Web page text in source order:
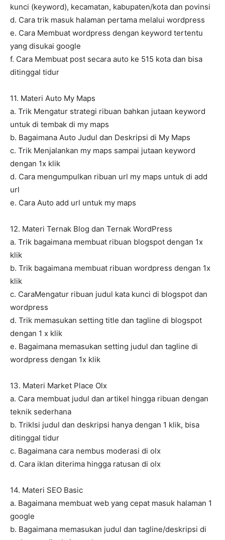
kunci (keyword), kecamatan, kabupaten/kota dan povinsi
d. Cara trik masuk halaman pertama melalui wordpress
e. Cara Membuat wordpress dengan keyword tertentu
yang disukai google
f. Cara Membuat post secara auto ke 515 kota dan bisa
ditinggal tidur
11. Materi Auto My Maps
a. Trik Mengatur strategi ribuan bahkan jutaan keyword
untuk di tembak di my maps
b. Bagaimana Auto Judul dan Deskripsi di My Maps
c. Trik Menjalankan my maps sampai jutaan keyword
dengan 1x klik
d. Cara mengumpulkan ribuan url my maps untuk di add
url
e. Cara Auto add url untuk my maps
12. Materi Ternak Blog dan Ternak WordPress
a. Trik bagaimana membuat ribuan blogspot dengan 1x
klik
b. Trik bagaimana membuat ribuan wordpress dengan 1x
klik
c. CaraMengatur ribuan judul kata kunci di blogspot dan
wordpress
d. Trik memasukan setting title dan tagline di blogspot
dengan 1 x klik
e. Bagaimana memasukan setting judul dan tagline di
wordpress dengan 1x klik
13. Materi Market Place Olx
a. Cara membuat judul dan artikel hingga ribuan dengan
teknik sederhana
b. TrikIsi judul dan deskripsi hanya dengan 1 klik, bisa
ditinggal tidur
c. Bagaimana cara nembus moderasi di olx
d. Cara iklan diterima hingga ratusan di olx
14. Materi SEO Basic
a. Bagaimana membuat web yang cepat masuk halaman 1
google
b. Bagaimana memasukan judul dan tagline/deskripsi di